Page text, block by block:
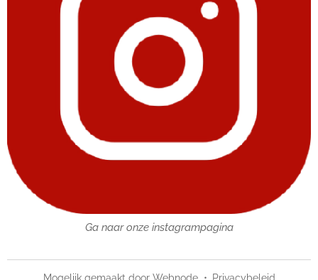
Ga naar onze instagrampagina